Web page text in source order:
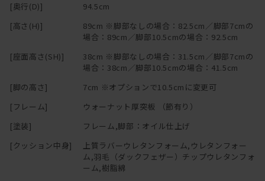
[奥行(D)]
94.5cm
[高さ(H)]
89cm ※脚部なしの場合：82.5cm／脚部7cmの
場合：89cm／脚部10.5cmの場合：92.5cm
[座面高さ(SH)]
38cm ※脚部なしの場合：31.5cm／脚部7cmの
場合：38cm／脚部10.5cmの場合：41.5cm
[脚の高さ]
7cm ※オプションで10.5cmに変更可
[フレーム]
ウォーナット厚突板 （節有り）
[塗装]
フレーム,脚部：オイル仕上げ
[クッション中身]
上質ラバーウレタンフォーム,ウレタンフォー
ム,羽毛（ダックフェザー）チップウレタンフォ
ーム,樹脂綿